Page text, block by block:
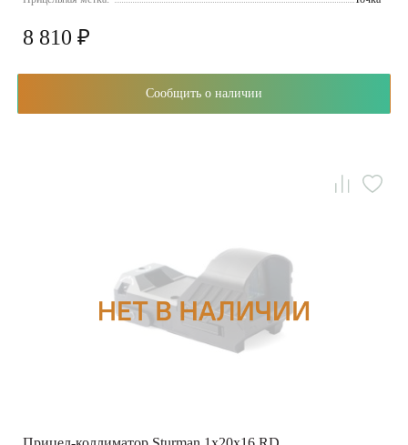
8 810 ₽
Сообщить о наличии